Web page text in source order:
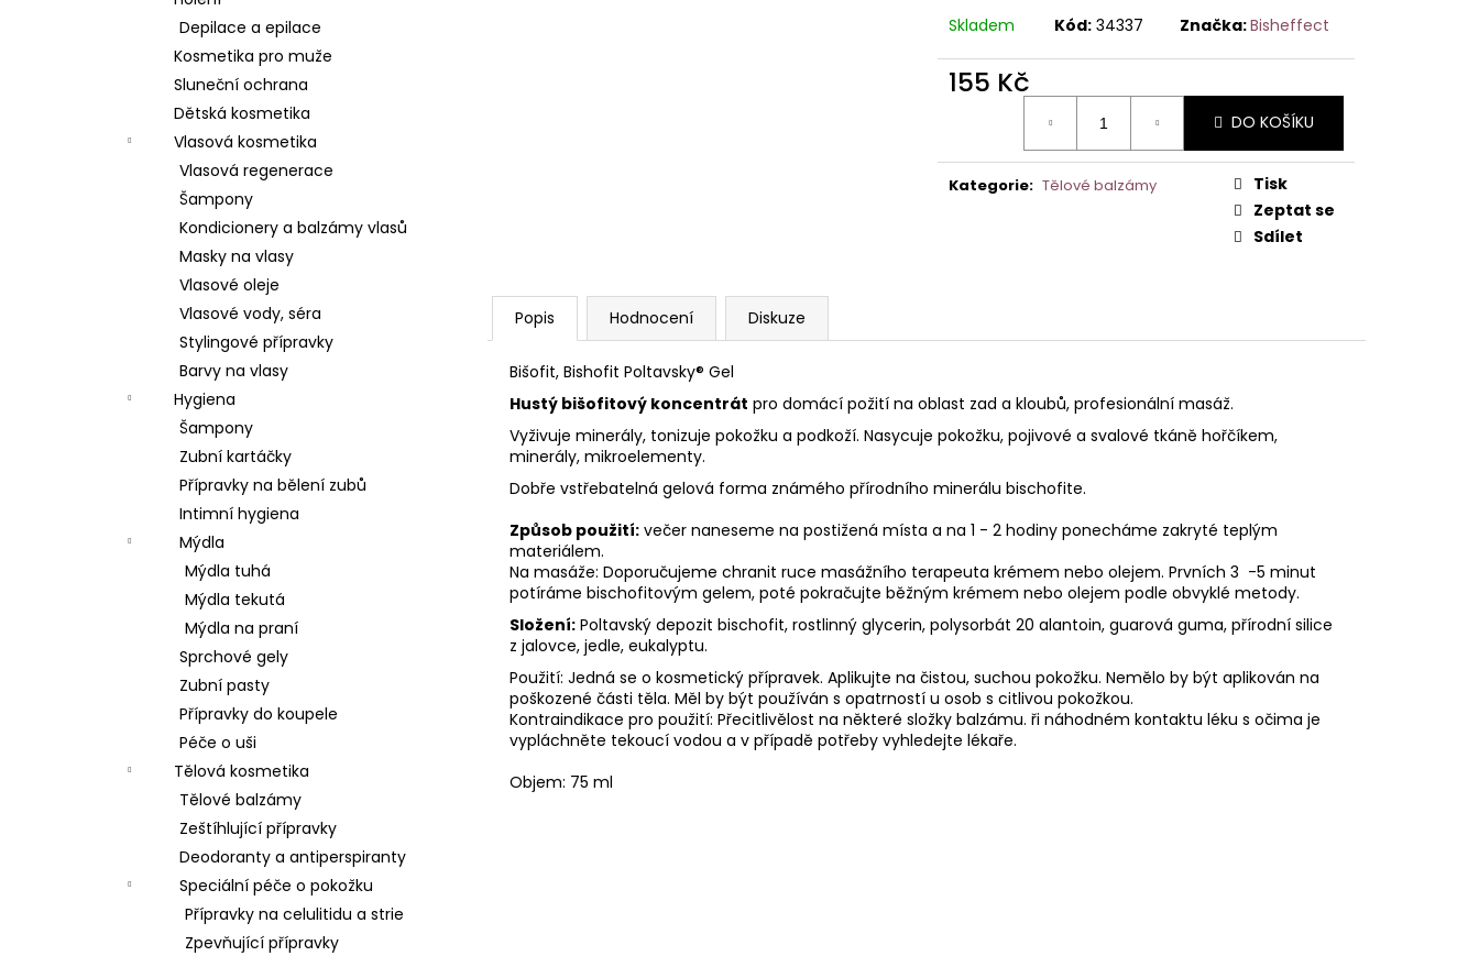
Depilace a epilace
Kosmetika pro muže
Sluneční ochrana
Dětská kosmetika
Vlasová kosmetika
Vlasová regenerace
Šampony
Kondicionery a balzámy vlasů
Masky na vlasy
Vlasové oleje
Vlasové vody, séra
Stylingové přípravky
Barvy na vlasy
Hygiena
Šampony
Zubní kartáčky
Přípravky na bělení zubů
Intimní hygiena
Mýdla
Mýdla tuhá
Mýdla tekutá
Mýdla na praní
Sprchové gely
Zubní pasty
Přípravky do koupele
Péče o uši
Tělová kosmetika
Tělové balzámy
Zeštíhlující přípravky
Deodoranty a antiperspiranty
Speciální péče o pokožku
Přípravky na celulitidu a strie
Zpevňující přípravky
Skladem Kód: 34337 Značka:Bisheffect
155 Kč
DO KOŠÍKU
Kategorie: Tělové balzámy
Tisk
Zeptat se
Sdílet
Popis Hodnocení Diskuze
Bišofit, Bishofit Poltavsky® Gel
Hustý bišofitový koncentrát pro domácí požití na oblast zad a kloubů, profesionální masáž.
Vyživuje minerály, tonizuje pokožku a podkoží. Nasycuje pokožku, pojivové a svalové tkáně hořčíkem,
minerály, mikroelementy.
Dobře vstřebatelná gelová forma známého přírodního minerálu bischofite.
Způsob použití: večer naneseme na postižená místa a na 1 - 2 hodiny ponecháme zakryté teplým
materiálem.
Na masáže: Doporučujeme chranit ruce masážního terapeuta krémem nebo olejem. Prvních 3 -5 minut
potíráme bischofitovým gelem, poté pokračujte běžným krémem nebo olejem podle obvyklé metody.
Složení: Poltavský depozit bischofit, rostlinný glycerin, polysorbát 20 alantoin, guarová guma, přírodní silice
z jalovce, jedle, eukalyptu.
Použití: Jedná se o kosmetický přípravek. Aplikujte na čistou, suchou pokožku. Nemělo by být aplikován na
poškozené části těla. Měl by být používán s opatrností u osob s citlivou pokožkou.
Kontraindikace pro použití: Přecitlivělost na některé složky balzámu. ři náhodném kontaktu léku s očima je
vypláchněte tekoucí vodou a v případě potřeby vyhledejte lékaře.
Objem: 75 ml